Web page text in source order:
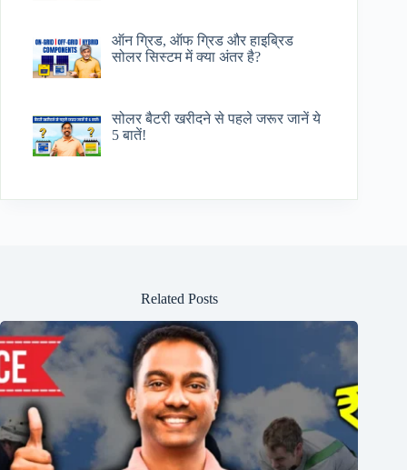
ऑन ग्रिड, ऑफ ग्रिड और हाइब्रिड
सोलर सिस्टम में क्या अंतर है?
सोलर बैटरी खरीदने से पहले जरूर जानें ये
5 बातें!
Related Posts